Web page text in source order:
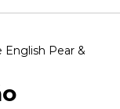
English Pear &